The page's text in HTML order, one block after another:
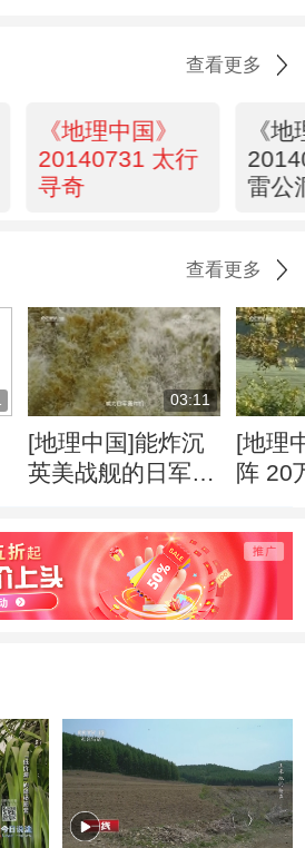
查看更多
《地理中国》
20140731 太行
寻奇
《
雷公
查看更多
03:11
[地理中国]能炸沉
英美战舰的日军为
[地理
阵 20